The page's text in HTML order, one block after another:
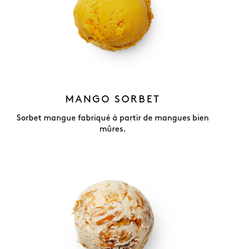
MANGO SORBET
Sorbet mangue fabriqué à partir de mangues bien
mûres.